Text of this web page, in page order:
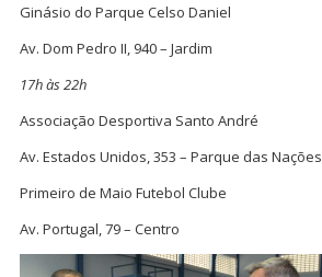
Ginásio do Parque Celso Daniel
Av. Dom Pedro II, 940 – Jardim
17h às 22h
Associação Desportiva Santo André
Av. Estados Unidos, 353 – Parque das Nações
Primeiro de Maio Futebol Clube
Av. Portugal, 79 – Centro